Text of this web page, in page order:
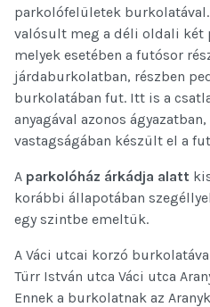
parkolófelületek
valósult meg a déli oldali két
melyek esetében a futósor
járdaburkolatban, részben
burkolatában fut. Itt is a
anyagával azonos
vastagságában készült el a
A parkolóház árkádja alatt
korábbi állapotában
egy szintbe emeltük.
A Váci utcai korzó
Türr István utca Váci utca
Ennek a burkolatnak az